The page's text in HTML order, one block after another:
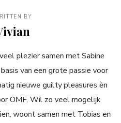
BY
plezier samen met Sabine
van een grote passie voor
nieuwe guilty pleasures èn
OMF. Wil zo veel mogelijk
woont samen met Tobias en